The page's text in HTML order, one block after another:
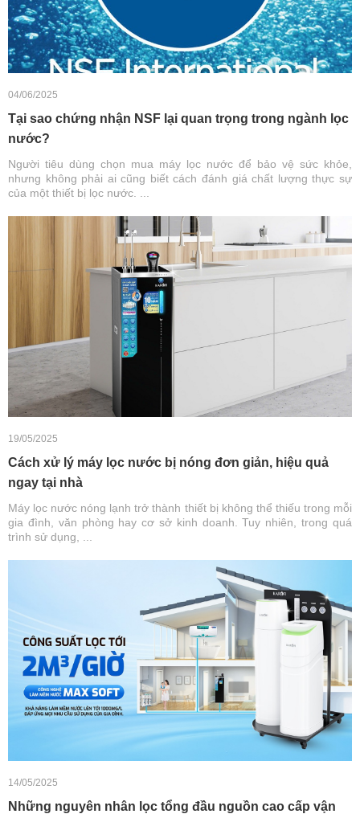
04/06/2025
Tại sao chứng nhận NSF lại quan trọng trong ngành lọc
nước?
Người tiêu dùng chọn mua máy lọc nước để bảo vệ sức khỏe,
nhưng không phải ai cũng biết cách đánh giá chất lượng thực sự
của một thiết bị lọc nước. ...
19/05/2025
Cách xử lý máy lọc nước bị nóng đơn giản, hiệu quả
ngay tại nhà
Máy lọc nước nóng lạnh trở thành thiết bị không thể thiếu trong mỗi
gia đình, văn phòng hay cơ sở kinh doanh. Tuy nhiên, trong quá
trình sử dụng, ...
14/05/2025
Những nguyên nhân lọc tổng đầu nguồn cao cấp vận